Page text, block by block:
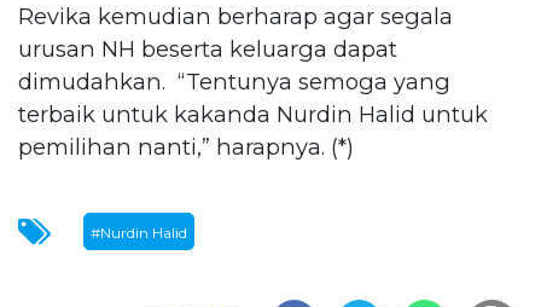
Revika kemudian berharap agar segala
urusan NH beserta keluarga dapat
dimudahkan. “Tentunya semoga yang
terbaik untuk kakanda Nurdin Halid untuk
pemilihan nanti,” harapnya. (*)
#Nurdin Halid